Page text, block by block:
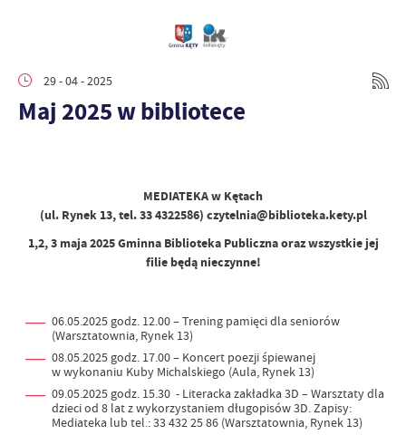
29 - 04 - 2025
Maj 2025 w bibliotece
MEDIATEKA w Kętach
(ul. Rynek 13, tel. 33 4322586) czytelnia@biblioteka.kety.pl
1,2, 3 maja 2025 Gminna Biblioteka Publiczna oraz wszystkie jej
filie będą nieczynne!
06.05.2025 godz. 12.00 – Trening pamięci dla seniorów
(Warsztatownia, Rynek 13)
08.05.2025 godz. 17.00 – Koncert poezji śpiewanej
w wykonaniu Kuby Michalskiego (Aula, Rynek 13)
09.05.2025 godz. 15.30 - Literacka zakładka 3D – Warsztaty dla
dzieci od 8 lat z wykorzystaniem długopisów 3D. Zapisy:
Mediateka lub tel.: 33 432 25 86 (Warsztatownia, Rynek 13)